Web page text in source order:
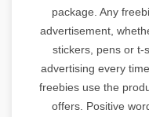
package. Any
advertisement,
stickers, pens or t-
advertising every
freebies use the
offers. Positive